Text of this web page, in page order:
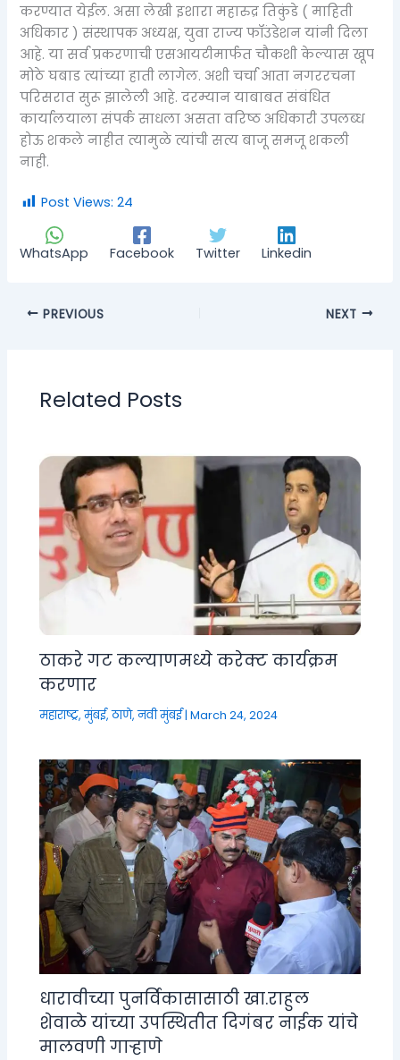
करण्यात येईल. असा लेखी इशारा महारुद्र तिकुंडे ( माहिती
अधिकार ) संस्थापक अध्यक्ष, युवा राज्य फॉउंडेशन यांनी दिला
आहे. या सर्व प्रकरणाची एसआयटीमार्फत चौकशी केल्यास खूप
मोठे घबाड त्यांच्या हाती लागेल. अशी चर्चा आता नगररचना
परिसरात सुरू झालेली आहे. दरम्यान याबाबत संबंधित
कार्यालयाला संपर्क साधला असता वरिष्ठ अधिकारी उपलब्ध
होऊ शकले नाहीत त्यामुळे त्यांची सत्य बाजू समजू शकली
नाही.
Post Views: 24
WhatsApp Facebook Twitter Linkedin
PREVIOUS NEXT
Related Posts
ठाकरे गट कल्याणमध्ये करेक्ट कार्यक्रम
करणार
महाराष्ट्र,मुंबई, ठाणे, नवी मुंबई|March 24, 2024
धारावीच्या पुनर्विकासासाठी खा.राहुल
शेवाळे यांच्या उपस्थितीत दिगंबर नाईक यांचे
मालवणी गाऱ्हाणे